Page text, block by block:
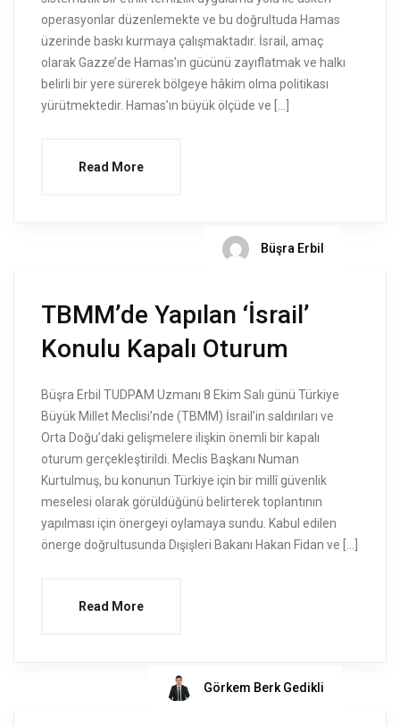
operasyonlar düzenlemekte ve bu doğrultuda Hamas
üzerinde baskı kurmaya çalışmaktadır. İsrail, amaç
olarak Gazze’de Hamas’ın gücünü zayıflatmak ve halkı
belirli bir yere sürerek bölgeye hâkim olma politikası
yürütmektedir. Hamas’ın büyük ölçüde ve […]
Read More
Büşra Erbil
TBMM’de Yapılan ‘İsrail’
Konulu Kapalı Oturum
Büşra Erbil TUDPAM Uzmanı 8 Ekim Salı günü Türkiye
Büyük Millet Meclisi’nde (TBMM) İsrail’in saldırıları ve
Orta Doğu’daki gelişmelere ilişkin önemli bir kapalı
oturum gerçekleştirildi. Meclis Başkanı Numan
Kurtulmuş, bu konunun Türkiye için bir millî güvenlik
meselesi olarak görüldüğünü belirterek toplantının
yapılması için önergeyi oylamaya sundu. Kabul edilen
önerge doğrultusunda Dışişleri Bakanı Hakan Fidan ve […]
Read More
Görkem Berk Gedikli